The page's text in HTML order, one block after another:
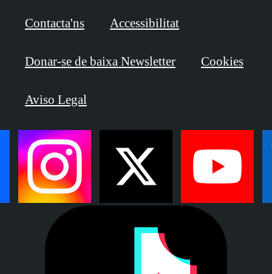
Contacta'ns Accessibilitat
Donar-se de baixa Newsletter Cookies
Aviso Legal